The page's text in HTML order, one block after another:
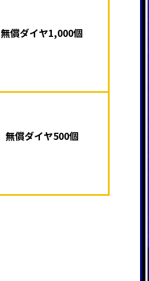
無償ダイヤ1,000個
無償ダイヤ500個